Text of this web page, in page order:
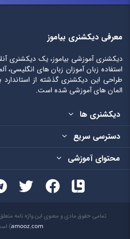
معرفی دیکشنری بیاموز
دیکشنری آموزشی بیاموز، یک دیکشنری
استفاده زبان آموزان زبان های انگلیسی،
طراحی این دیکشنری گذشته از
المان های آموزشی شده است.
دیکشنری ها
دسترسی سریع
محتوای آموزشی
تمامی حقوق مادی و معنوی این واژه نامه
amooz.com
)